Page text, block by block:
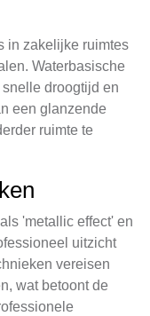
in zakelijke ruimtes
Waterbasische
droogtijd en
een glanzende
ruimte te
'metallic effect' en
uitzicht
vereisen
wat betoont de